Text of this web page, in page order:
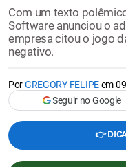
Com um texto
Software anunciou o
empresa citou o jogo
negativo.
PorGREGORY FELIPEem
Seguir no Google
👉